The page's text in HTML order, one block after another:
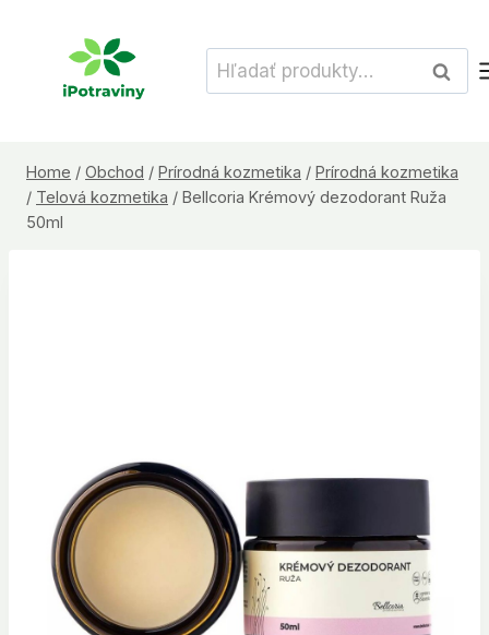
Hľadať:
Home / Obchod / Prírodná kozmetika / Prírodná kozmetika
/ Telová kozmetika / Bellcoria Krémový dezodorant Ruža
50ml